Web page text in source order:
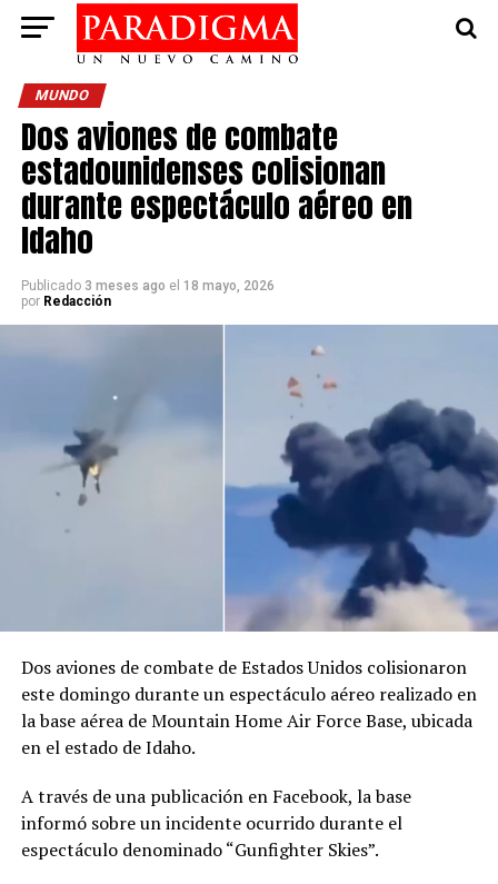
MUNDO
Dos aviones de combate
estadounidenses colisionan
durante espectáculo aéreo en
Idaho
Publicado 3 meses ago el 18 mayo, 2026
por Redacción
Dos aviones de combate de Estados Unidos colisionaron
este domingo durante un espectáculo aéreo realizado en
la base aérea de Mountain Home Air Force Base, ubicada
en el estado de Idaho.
A través de una publicación en Facebook, la base
informó sobre un incidente ocurrido durante el
espectáculo denominado “Gunfighter Skies”.